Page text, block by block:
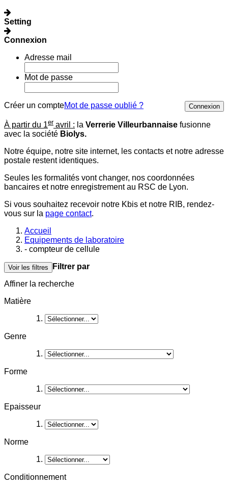
Setting
Connexion
Adresse mail
Mot de passe
Créer un compte Connexion
Mot de passe oublié ?
À partir du 1er avril : la Verrerie Villeurbannaise fusionne
avec la société Biolys.
Notre équipe, notre site internet, les contacts et notre adresse
postale restent identiques.
Seules les formalités vont changer, nos coordonnées
bancaires et notre enregistrement au RSC de Lyon.
Si vous souhaitez recevoir notre Kbis et notre RIB, rendez-
vous sur la page contact.
Accueil
Equipements de laboratoire
- compteur de cellule
Voir les filtres
Filtrer par
Affiner la recherche
Matière
Genre
Forme
Epaisseur
Norme
Conditionnement